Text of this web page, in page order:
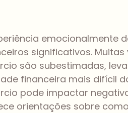
emocionalmente
significativos. Muitas
são subestimadas,
financeira mais difícil
pode impactar
orientações sobre